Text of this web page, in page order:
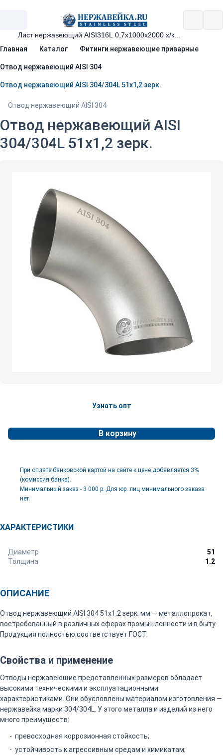
Главная Каталог Фитинги нержавеющие приварные
Отвод нержавеющий AISI 304
Отвод нержавеющий AISI 304/304L 51х1,2 зерк.
Отвод нержавеющий AISI 304
Отвод нержавеющий AISI
304/304L 51х1,2 зерк.
Узнать опт
В корзину
При оплате банковской картой на сайте к цене добавляется 3%
(комиссия банка).
Минимальный заказ - 3 000 р. Для юр. лиц минимального заказа
нет.
ХАРАКТЕРИСТИКИ
Диаметр
51
Толщина
1.2
ОПИСАНИЕ
Отвод нержавеющий AISI 304 51х1,2 зерк. мм — металлопрокат,
востребованный в различных сферах промышленности и в быту.
Продукция полностью соответствует ГОСТ.
Свойства и применение
Отводы нержавеющие представленных размеров обладает
высокими техническими и эксплуатационными
характеристиками. Они обусловлены материалом изготовления —
нержавейка марки 304/304L. У этого металла и изделий из него
много преимуществ:
превосходная коррозионная стойкость;
устойчивость к агрессивным средам и химикатам;